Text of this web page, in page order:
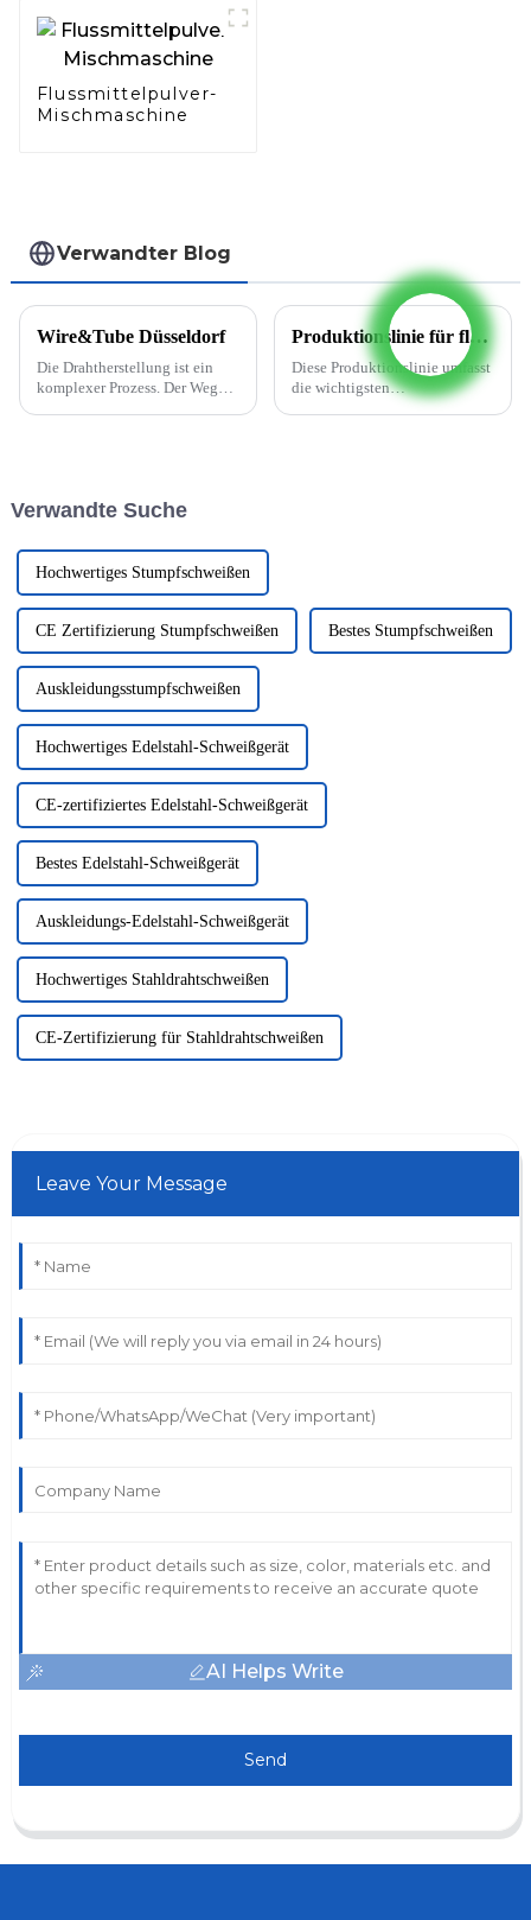
Flussmittelpulver-
Mischmaschine
Verwandter Blog
Wire&Tube Düsseldorf
Die Drahtherstellung ist ein
komplexer Prozess. Der Weg
seinen Zieldurchmesser
Produktionslinie für flussmittelgefüllte Schweißdrähte
Diese Produktionslinie umfasst
die wichtigsten
Prozessausrüstungen zur
Verwandte Suche
Hochwertiges Stumpfschweißen
CE Zertifizierung Stumpfschweißen Bestes Stumpfschweißen
Auskleidungsstumpfschweißen
Hochwertiges Edelstahl-Schweißgerät
CE-zertifiziertes Edelstahl-Schweißgerät
Bestes Edelstahl-Schweißgerät
Auskleidungs-Edelstahl-Schweißgerät
Hochwertiges Stahldrahtschweißen
CE-Zertifizierung für Stahldrahtschweißen
Leave Your Message
AI Helps Write
Send